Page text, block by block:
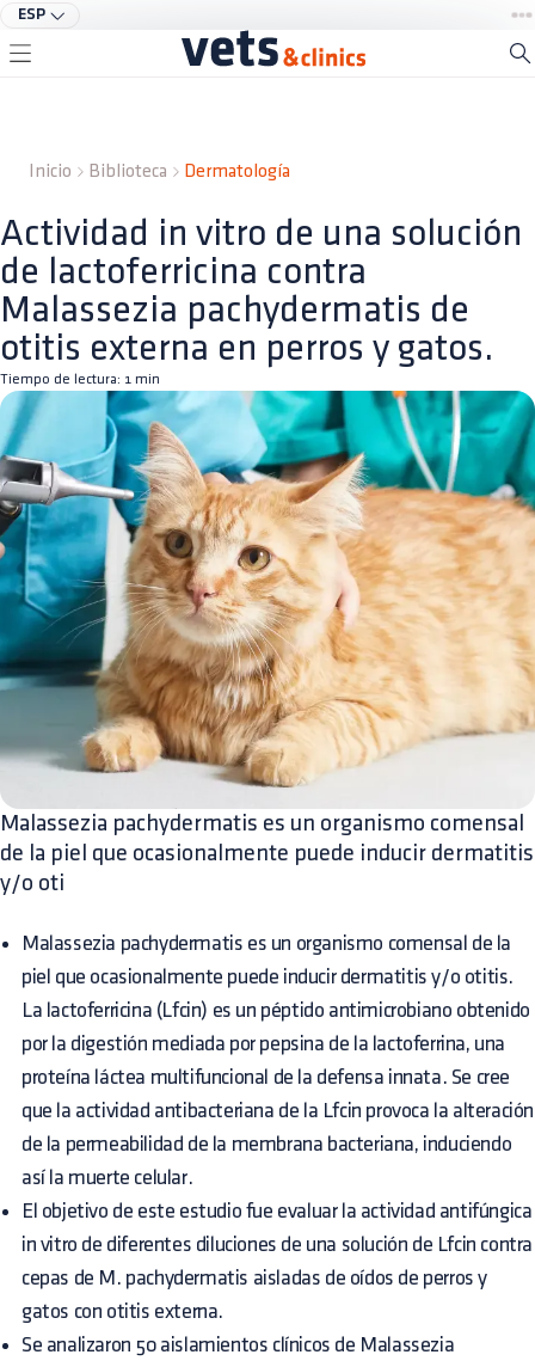
ESP
Inicio Biblioteca Dermatología
Actividad in vitro de una solución
de lactoferricina contra
Malassezia pachydermatis de
otitis externa en perros y gatos.
Tiempo de lectura: 1 min
Malassezia pachydermatis es un organismo comensal
de la piel que ocasionalmente puede inducir dermatitis
y/o oti
Malassezia pachydermatis es un organismo comensal de la
piel que ocasionalmente puede inducir dermatitis y/o otitis.
La lactoferricina (Lfcin) es un péptido antimicrobiano obtenido
por la digestión mediada por pepsina de la lactoferrina, una
proteína láctea multifuncional de la defensa innata. Se cree
que la actividad antibacteriana de la Lfcin provoca la alteración
de la permeabilidad de la membrana bacteriana, induciendo
así la muerte celular.
El objetivo de este estudio fue evaluar la actividad antifúngica
in vitro de diferentes diluciones de una solución de Lfcin contra
cepas de M. pachydermatis aisladas de oídos de perros y
gatos con otitis externa.
Se analizaron 50 aislamientos clínicos de Malassezia